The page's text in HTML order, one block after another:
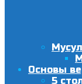
Основы
5